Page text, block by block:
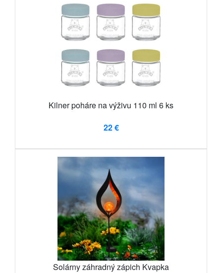
Kilner poháre na výživu 110 ml 6 ks
22 €
Solárny záhradný zápich Kvapka